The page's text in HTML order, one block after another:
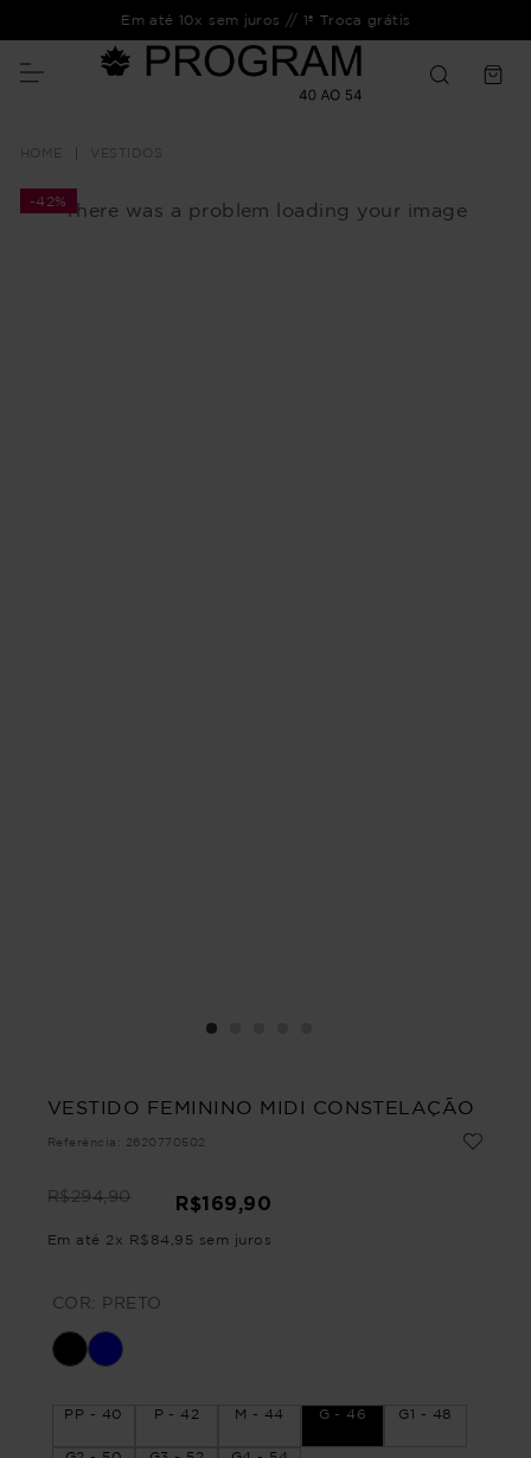
Em até 10x sem juros // 1ª Troca grátis
VESTIDOS
There was a problem loading your image
-42%
VESTIDO FEMININO MIDI CONSTELAÇÃO
Referência : 2620770502
R$294,90 R$169,90
Em até 2 x R$ 84 95 sem juros
COR: PRETO
PP - 40 P - 42 M - 44 G - 46 G1 - 48